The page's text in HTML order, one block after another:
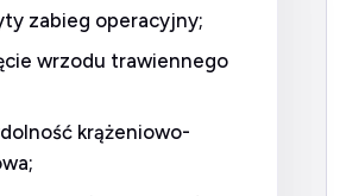
zabieg operacyjny;
wrzodu trawiennego
krążeniowo-